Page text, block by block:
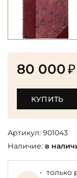
80 000₽
КУПИТЬ
Артикул: 901043
Наличие: в
только